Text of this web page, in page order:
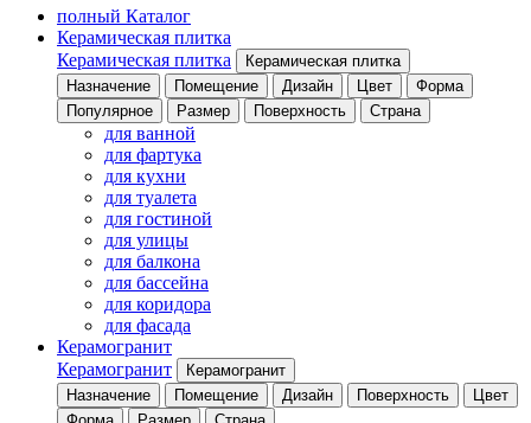
полный Каталог
Керамическая плитка
Керамическая плитка
Керамическая плитка
Назначение
Помещение Дизайн Цвет
Форма
Популярное
Размер Поверхность Страна
для ванной
для фартука
для кухни
для туалета
для гостиной
для улицы
для балкона
для бассейна
для коридора
для фасада
Керамогранит
Керамогранит
Керамогранит
Назначение
Помещение Дизайн Поверхность
Цвет